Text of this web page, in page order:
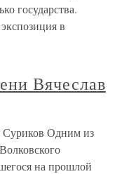
государства.
в
Вячеслав
Суриков Одним из
на прошлой